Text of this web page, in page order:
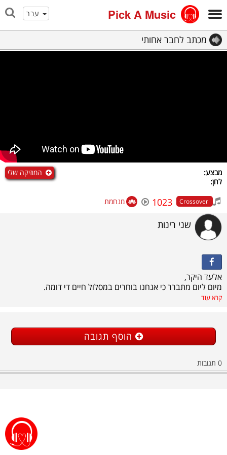
עבר Pick A Music
מכתב לחבר אחותי
מבצע:
לחן:
המוזיקה שלי
Crossover
1023 מנחמת
שני רינות
אלעד היקר,
מיום ליום מתברר כי אנחנו בוחרים במסלול חיים די דומה.
השנת שירות, הקבע הממושך וניראה שגם בתחום האקדמאי.
מעריכה את העזרה, הזמן, המחשבה וההקשבה.
מאחלת לך הרבה בהצלחה בהמשך בכל בחירותייך וכמובן יציבות
בדרך לשעון המעורר.
קרא עוד
הוסף תגובה
0 תגובות